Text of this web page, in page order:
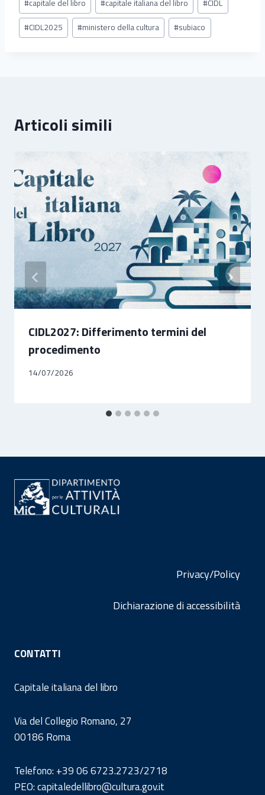
articolo:
#capitale del libro #capitale italiana del libro #CIDL
#CIDL2025 #ministero della cultura #subiaco
Articoli simili
CIDL2027: Differimento termini del
procedimento
14/07/2026
Privacy/Policy
Dichiarazione di accessibilità
CONTATTI
Capitale italiana del libro
Via del Collegio Romano, 27
00186 Roma
Telefono: +39 06 6723.2723/2718
PEO: capitaledellibro@cultura.gov.it